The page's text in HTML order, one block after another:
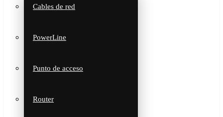
Cables de red
PowerLine
Punto de acceso
Router